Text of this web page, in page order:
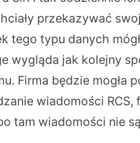
przekazywać
tego typu danych
wygląda jak kolejny
Firma będzie mogła
wiadomości RCS,
tam wiadomości nie